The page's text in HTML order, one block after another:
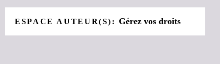
ESPACE AUTEUR(S): Gérez vos droits